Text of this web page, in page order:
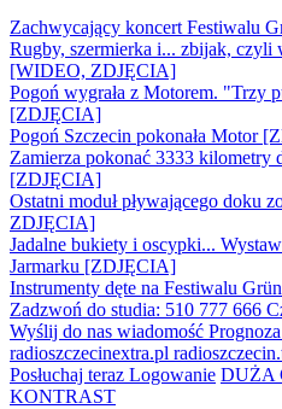
Zachwycający koncert Festiwalu
Rugby, szermierka i... zbijak, czyli
[WIDEO, ZDJĘCIA]
Pogoń wygrała z Motorem. "Trzy
[ZDJĘCIA]
Pogoń Szczecin pokonała Motor
Zamierza pokonać 3333 kilometry
[ZDJĘCIA]
Ostatni moduł pływającego doku
ZDJĘCIA]
Jadalne bukiety i oscypki...
Jarmarku [ZDJĘCIA]
Instrumenty dęte na Festiwalu
Zadzwoń do studia: 510 777 666
Wyślij do nas wiadomość
radioszczecinextra.pl
Posłuchaj teraz Logowanie DUŻA
KONTRAST